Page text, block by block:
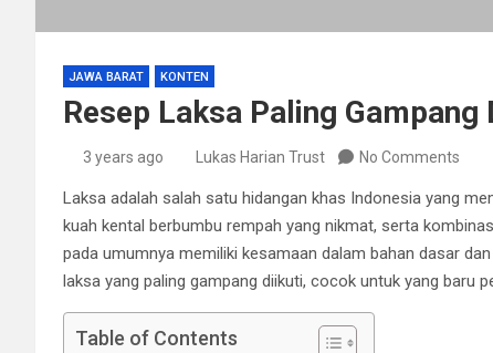
JAWA BARAT KONTEN
Resep Laksa Paling Gampang
3 years ago Lukas Harian Trust No Comments
Laksa adalah salah satu hidangan khas Indonesia yang
kuah kental berbumbu rempah yang nikmat, serta
pada umumnya memiliki kesamaan dalam bahan dasar
laksa yang paling gampang diikuti, cocok untuk yang baru
Table of Contents